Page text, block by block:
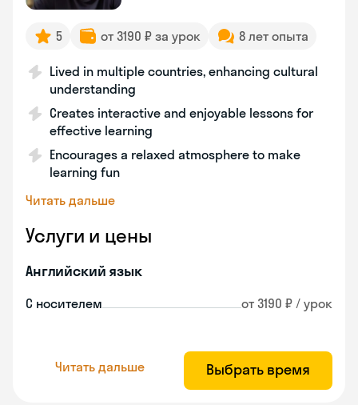
5 от 3190 ₽ за урок 8 лет опыта
Lived in multiple countries, enhancing cultural
understanding
Creates interactive and enjoyable lessons for
effective learning
Encourages a relaxed atmosphere to make
learning fun
Читать дальше
Услуги и цены
Английский язык
С носителем от 3190 ₽ / урок
Читать дальше Выбрать время